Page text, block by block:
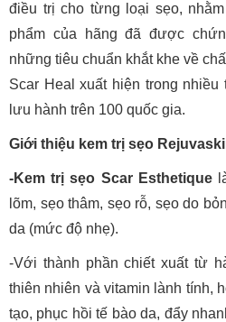
điều trị cho từng loại sẹo,
phẩm của hãng đã được
những tiêu chuẩn khắt khe về
Scar Heal xuất hiện trong nhiều
lưu hành trên 100 quốc gia.
Giới thiệu kem trị sẹo
-Kem trị sẹo Scar Esthetique
lõm, sẹo thâm, sẹo rỗ, sẹo do
da (mức độ nhẹ).
-Với thành phần chiết xuất từ
thiên nhiên và vitamin lành tính,
tạo, phục hồi tế bào da, đẩy